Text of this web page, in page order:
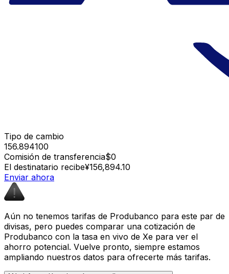
Tipo de cambio
156.894100
Comisión de transferencia$0
El destinatario recibe¥156,894.10
Enviar ahora
Aún no tenemos tarifas de Produbanco para este par de
divisas, pero puedes comparar una cotización de
Produbanco con la tasa en vivo de Xe para ver el
ahorro potencial. Vuelve pronto, siempre estamos
ampliando nuestros datos para ofrecerte más tarifas.